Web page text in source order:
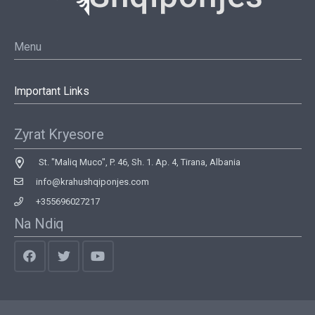
Menu
Important Links
Zyrat Kryesore
St. "Maliq Muco", P. 46, Sh. 1. Ap. 4, Tirana, Albania
info@krahushqiponjes.com
+355696027217
Na Ndiq